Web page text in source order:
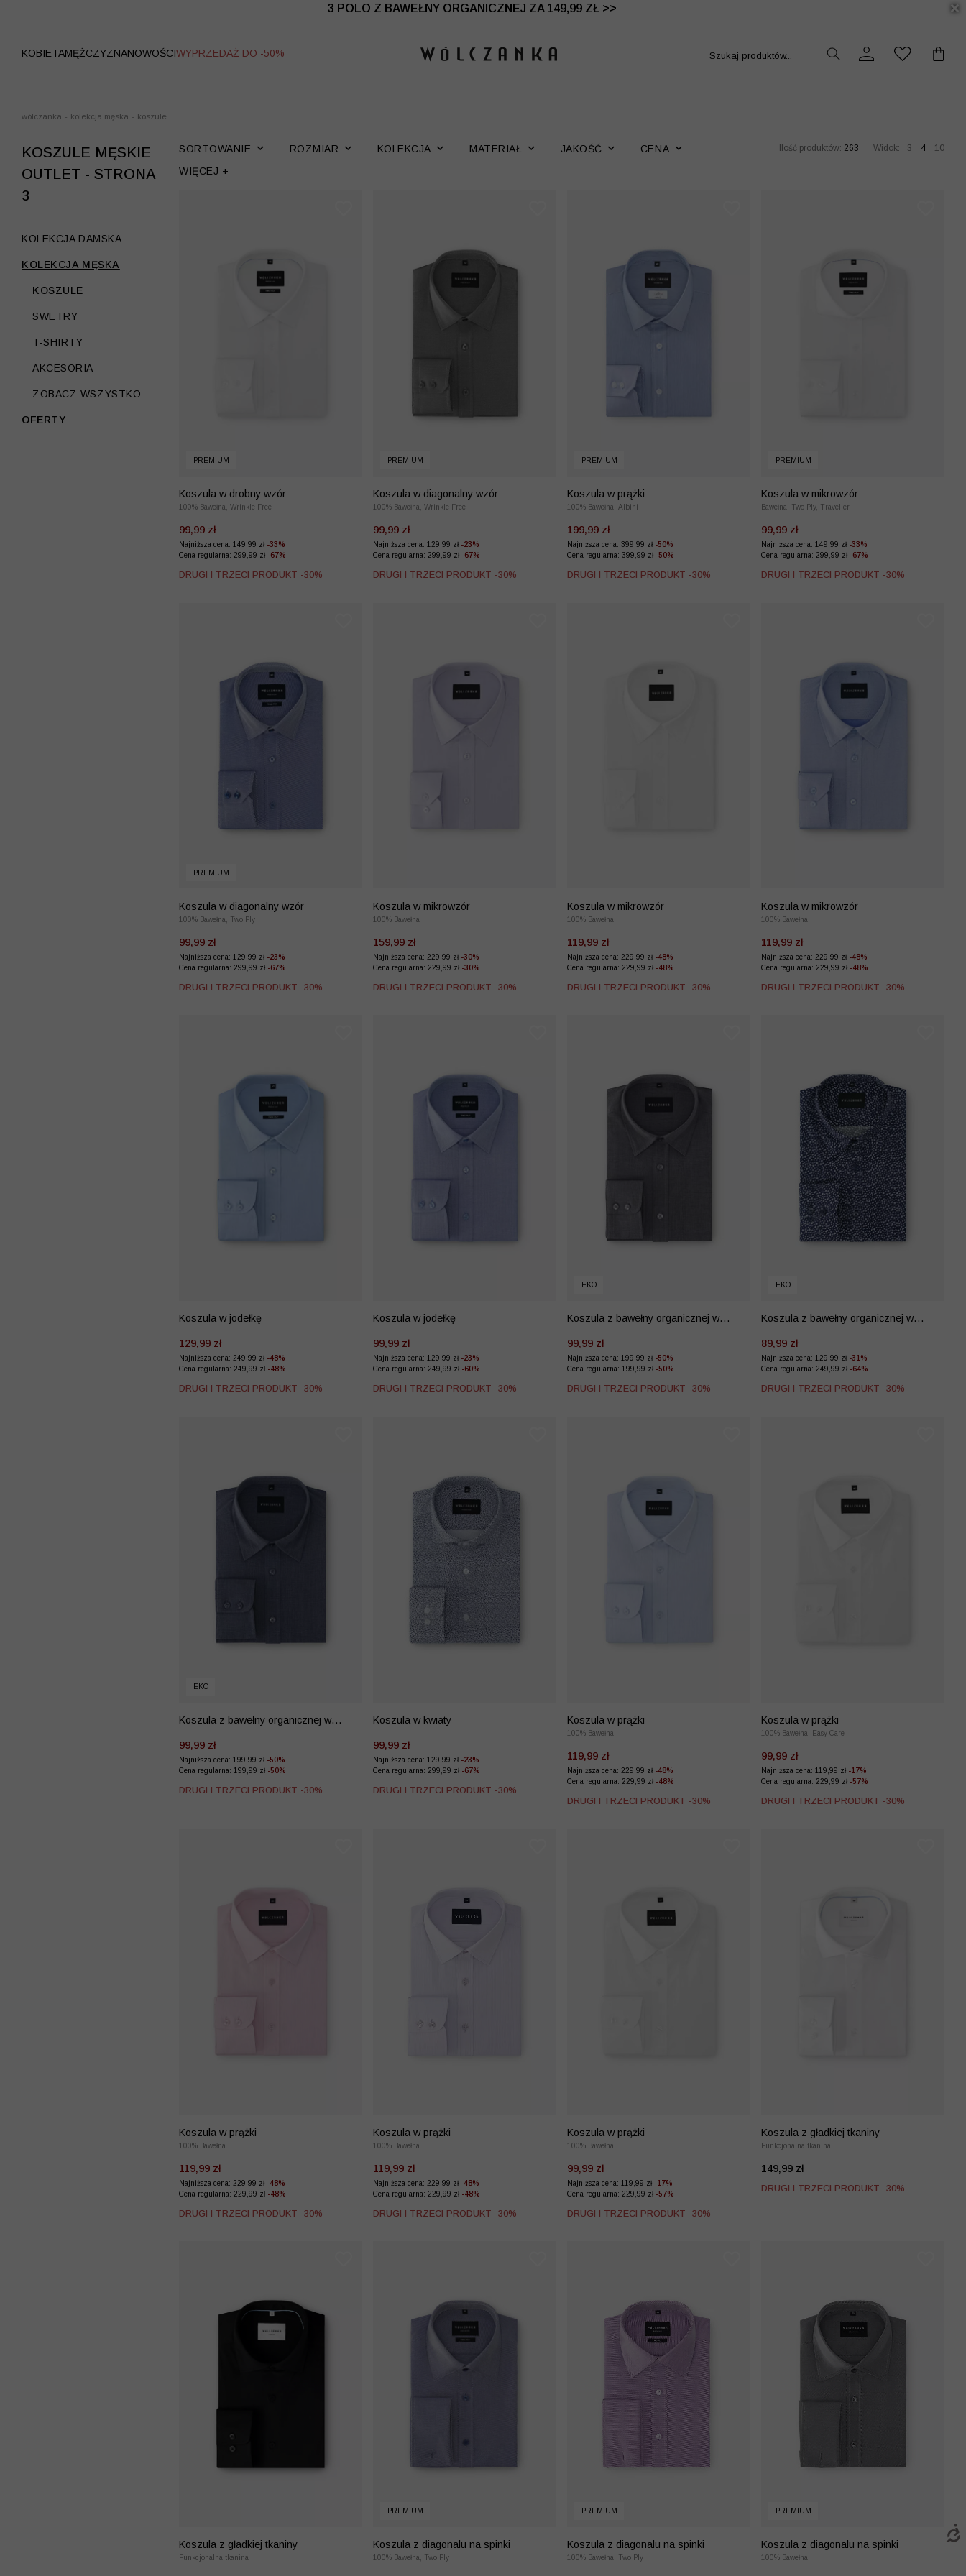
3 POLO Z BAWEŁNY ORGANICZNEJ ZA 149,99 ZŁ >>
WYPRZEDAŻ DO -50% | DODATKOWE -30% NA DRUGI I TRZECI PRODUKT >>
KOBIETAMĘŻCZYZNANOWOŚCIWYPRZEDAŻ DO -50% Szukaj produktów...
wólczanka - kolekcja męska - koszule
KOSZULE MĘSKIE
OUTLET - STRONA
3
KOLEKCJA DAMSKA
KOLEKCJA MĘSKA
KOSZULE
SWETRY
T-SHIRTY
AKCESORIA
ZOBACZ WSZYSTKO
OFERTY
SORTOWANIE ROZMIAR KOLEKCJA MATERIAŁ JAKOŚĆ
CENA
WIĘCEJ +
Ilość produktów: 263 Widok: 3 4 10
PREMIUM
Koszula w drobny wzór
100% Bawełna, Wrinkle Free
99,99 zł
Najniższa cena: 149,99 zł -33%
Cena regularna: 299,99 zł -67%
DRUGI I TRZECI PRODUKT -30%
PREMIUM
Koszula w diagonalny wzór
100% Bawełna, Wrinkle Free
99,99 zł
Najniższa cena: 129,99 zł -23%
Cena regularna: 299,99 zł -67%
DRUGI I TRZECI PRODUKT -30%
PREMIUM
Koszula w prążki
100% Bawełna, Albini
199,99 zł
Najniższa cena: 399,99 zł -50%
Cena regularna: 399,99 zł -50%
DRUGI I TRZECI PRODUKT -30%
PREMIUM
Koszula w mikrowzór
Bawełna, Two Ply, Traveller
99,99 zł
Najniższa cena: 149,99 zł -33%
Cena regularna: 299,99 zł -67%
DRUGI I TRZECI PRODUKT -30%
PREMIUM
Koszula w diagonalny wzór
100% Bawełna, Two Ply
99,99 zł
Najniższa cena: 129,99 zł -23%
Cena regularna: 299,99 zł -67%
DRUGI I TRZECI PRODUKT -30%
Koszula w mikrowzór
100% Bawełna
159,99 zł
Najniższa cena: 229,99 zł -30%
Cena regularna: 229,99 zł -30%
DRUGI I TRZECI PRODUKT -30%
Koszula w mikrowzór
100% Bawełna
119,99 zł
Najniższa cena: 229,99 zł -48%
Cena regularna: 229,99 zł -48%
DRUGI I TRZECI PRODUKT -30%
Koszula w mikrowzór
100% Bawełna
119,99 zł
Najniższa cena: 229,99 zł -48%
Cena regularna: 229,99 zł -48%
DRUGI I TRZECI PRODUKT -30%
Koszula w jodełkę
129,99 zł
Najniższa cena: 249,99 zł -48%
Cena regularna: 249,99 zł -48%
DRUGI I TRZECI PRODUKT -30%
Koszula w jodełkę
99,99 zł
Najniższa cena: 129,99 zł -23%
Cena regularna: 249,99 zł -60%
DRUGI I TRZECI PRODUKT -30%
EKO
Koszula z bawełny organicznej w
99,99 zł
Najniższa cena: 199,99 zł -50%
Cena regularna: 199,99 zł -50%
DRUGI I TRZECI PRODUKT -30%
EKO
Koszula z bawełny organicznej w
89,99 zł
Najniższa cena: 129,99 zł -31%
Cena regularna: 249,99 zł -64%
DRUGI I TRZECI PRODUKT -30%
EKO
Koszula z bawełny organicznej w
99,99 zł
Najniższa cena: 199,99 zł -50%
Cena regularna: 199,99 zł -50%
DRUGI I TRZECI PRODUKT -30%
Koszula w kwiaty
99,99 zł
Najniższa cena: 129,99 zł -23%
Cena regularna: 299,99 zł -67%
DRUGI I TRZECI PRODUKT -30%
Koszula w prążki
100% Bawełna
119,99 zł
Najniższa cena: 229,99 zł -48%
Cena regularna: 229,99 zł -48%
DRUGI I TRZECI PRODUKT -30%
Koszula w prążki
100% Bawełna, Easy Care
99,99 zł
Najniższa cena: 119,99 zł -17%
Cena regularna: 229,99 zł -57%
DRUGI I TRZECI PRODUKT -30%
Koszula w prążki
100% Bawełna
119,99 zł
Najniższa cena: 229,99 zł -48%
Cena regularna: 229,99 zł -48%
DRUGI I TRZECI PRODUKT -30%
Koszula w prążki
100% Bawełna
119,99 zł
Najniższa cena: 229,99 zł -48%
Cena regularna: 229,99 zł -48%
DRUGI I TRZECI PRODUKT -30%
Koszula w prążki
100% Bawełna
99,99 zł
Najniższa cena: 119,99 zł -17%
Cena regularna: 229,99 zł -57%
DRUGI I TRZECI PRODUKT -30%
Koszula z gładkiej tkaniny
Funkcjonalna tkanina
149,99 zł
DRUGI I TRZECI PRODUKT -30%
Koszula z gładkiej tkaniny
Funkcjonalna tkanina
PREMIUM
Koszula z diagonalu na spinki
100% Bawełna, Two Ply
PREMIUM
Koszula z diagonalu na spinki
100% Bawełna, Two Ply
PREMIUM
Koszula z diagonalu na spinki
100% Bawełna